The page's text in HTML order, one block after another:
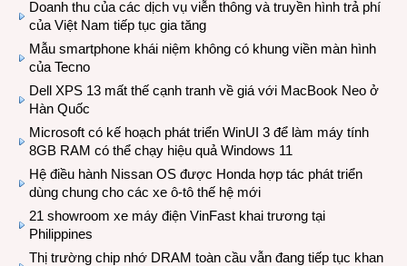
Doanh thu của các dịch vụ viễn thông và truyền hình trả phí
của Việt Nam tiếp tục gia tăng
Mẫu smartphone khái niệm không có khung viền màn hình
của Tecno
Dell XPS 13 mất thế cạnh tranh về giá với MacBook Neo ở
Hàn Quốc
Microsoft có kế hoạch phát triển WinUI 3 để làm máy tính
8GB RAM có thể chạy hiệu quả Windows 11
Hệ điều hành Nissan OS được Honda hợp tác phát triển
dùng chung cho các xe ô-tô thế hệ mới
21 showroom xe máy điện VinFast khai trương tại
Philippines
Thị trường chip nhớ DRAM toàn cầu vẫn đang tiếp tục khan